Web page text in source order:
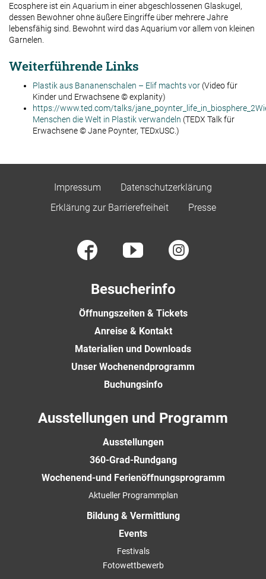
Ecosphere ist ein Aquarium in einer abgeschlossenen Glaskugel,
dessen Bewohner ohne äußere Eingriffe über mehrere Jahre
lebensfähig sind. Bewohnt wird das Aquarium vor allem von kleinen
Garnelen.
Weiterführende Links
Plastik aus Bananenschalen – Elif machts vor (Video für
Kinder und Erwachsene © explanity)
https://www.ted.com/talks/
Menschen die Welt in Plastik verwandeln (TEDX Talk für
Erwachsene © Jane Poynter, TEDxUSC.)
Impressum
Datenschutzerklärung
Erklärung zur Barrierefreiheit
Presse
Besucherinfo
Öffnungszeiten & Tickets
Anreise & Kontakt
Materialien und Downloads
Unser Wochenendprogramm
Buchungsinfo
Ausstellungen und Programm
Ausstellungen
360-Grad-Rundgang
Wochenend-und Ferienöffnungsprogramm
Aktueller Programmplan
Bildung & Vermittlung
Events
Festivals
Fotowettbewerb